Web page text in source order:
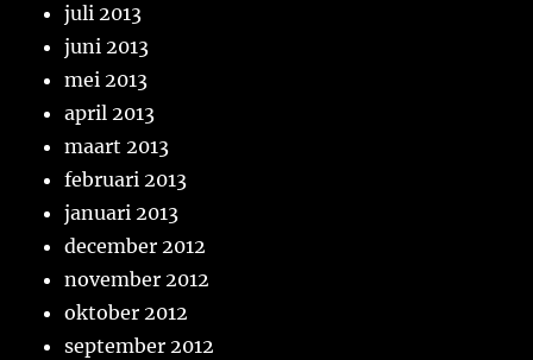
juli 2013
juni 2013
mei 2013
april 2013
maart 2013
februari 2013
januari 2013
december 2012
november 2012
oktober 2012
september 2012